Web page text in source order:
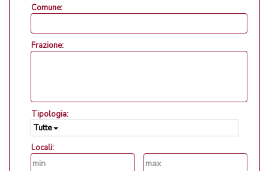
Comune:
Frazione:
Tipologia:
Tutte
Locali: